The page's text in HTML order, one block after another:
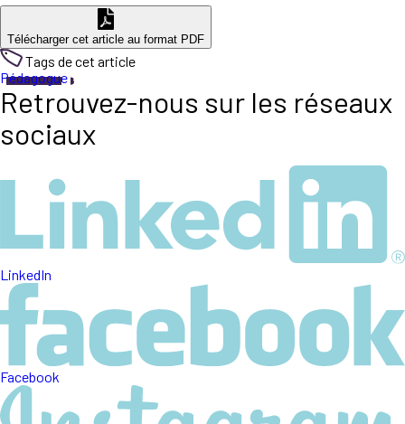
Télécharger cet article au format PDF
Tags de cet article
Pédagogue
Retrouvez-nous sur les réseaux
sociaux
LinkedIn
Facebook